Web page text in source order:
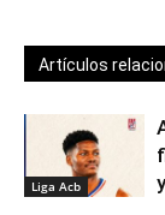
Artículos
Liga Acb